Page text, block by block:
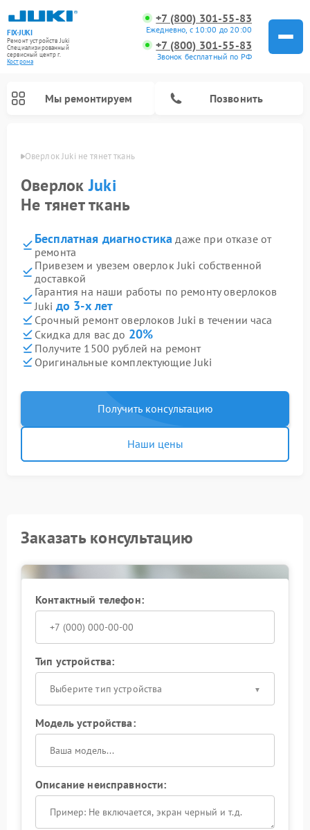
FIX-JUKI
Ремонт устройств Juki
Специализированный
cервисный центр г.
Кострома
+7 (800) 301-55-83
Ежедневно, с 10:00 до 20:00
+7 (800) 301-55-83
Звонок бесплатный по РФ
Мы ремонтируем Позвонить
Оверлок Juki не тянет ткань
ОверлокJuki
Не тянет ткань
Бесплатная диагностика даже при отказе от
ремонта
Привезем и увезем оверлок Juki собственной
доставкой
Гарантия на наши работы по ремонту оверлоков
Juki до 3-х лет
Срочный ремонт оверлоков Juki в течении часа
Скидка для вас до 20%
Получите 1500 рублей на ремонт
Оригинальные комплектующие Juki
Получить консультацию
Наши цены
Заказать консультацию
Контактный телефон:
Тип устройства:
Выберите тип устройства
Модель устройства:
Описание неисправности: